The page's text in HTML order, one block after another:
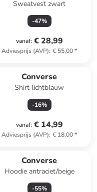
Sweatvest zwart
-47%
vanaf: € 28,99
Adviesprijs (AVP): € 55,00*
Converse
Shirt lichtblauw
-16%
vanaf: € 14,99
Adviesprijs (AVP): € 18,00*
Converse
Hoodie antraciet/beige
-55%